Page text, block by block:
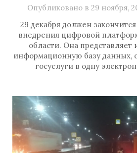
Опубликовано в 29 ноября,
29 декабря должен
внедрения цифровой
области. Она представляет
информационную базу данных,
госуслуги в одну